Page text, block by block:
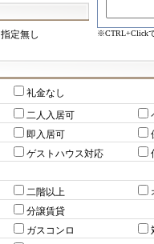
指定無し ※CTRL+Click
礼金なし
二人入居可
即入居可
ゲストハウス対応
二階以上
分譲賃貸
ガスコンロ